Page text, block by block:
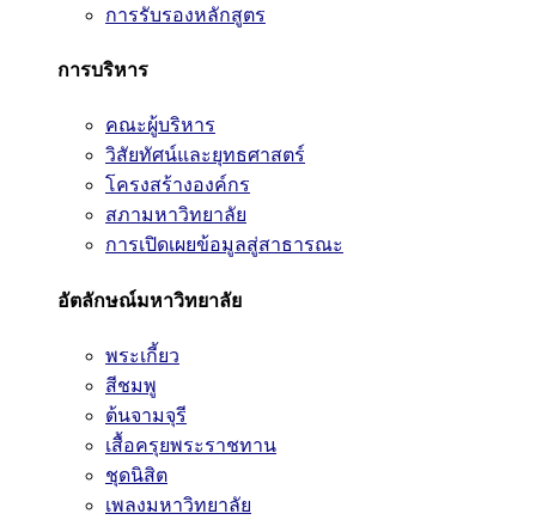
การรับรองหลักสูตร
การบริหาร
คณะผู้บริหาร
วิสัยทัศน์และยุทธศาสตร์
โครงสร้างองค์กร
สภามหาวิทยาลัย
การเปิดเผยข้อมูลสู่สาธารณะ
อัตลักษณ์มหาวิทยาลัย
พระเกี้ยว
สีชมพู
ต้นจามจุรี
เสื้อครุยพระราชทาน
ชุดนิสิต
เพลงมหาวิทยาลัย